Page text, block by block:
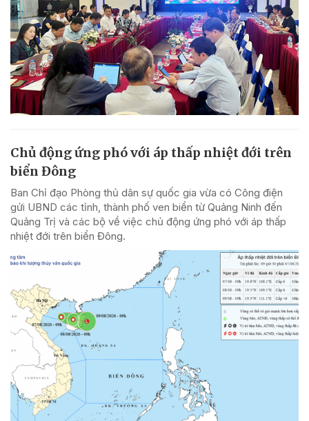
Chủ động ứng phó với áp thấp nhiệt đới trên
biển Đông
Ban Chỉ đạo Phòng thủ dân sự quốc gia vừa có Công điện
gửi UBND các tỉnh, thành phố ven biển từ Quảng Ninh đến
Quảng Trị và các bộ về việc chủ động ứng phó với áp thấp
nhiệt đới trên biển Đông.